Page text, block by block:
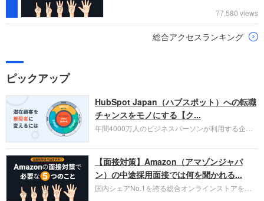
77,580 views
総合アクセスランキング
ピックアップ
HubSpot Japan（ハブスポット）への転職
チャンスをモノにする【ク...
年間4000万人のビジネスパーソンが利用する企業
お勧めするイチオシ企業をご紹介します。今回はク
ラウド型CRMプラットフォームを提供する
HubSpot Japan（ハブスポット・ジャパン）株式会
社です。採用面接対策の企業研究にご活用くださ
い。
【面接対策】Amazon（アマゾンジャパ
ン）の中途採用面接では何を聞かれる...
国内シェアNo.1を誇る総合オンラインストアを運